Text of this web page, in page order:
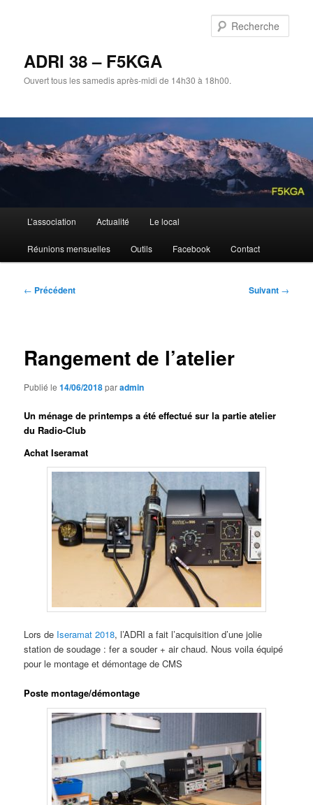
ADRI 38 – F5KGA
Ouvert tous les samedis après-midi de 14h30 à 18h00.
principal
L’association Actualité Le local
Réunions mensuelles Outils Facebook Contact
Navigation
← Précédent Suivant →
Rangement de l’atelier
Publié le14/06/2018paradmin
Un ménage de printemps a été effectué sur la partie atelier
du Radio-Club
Achat Iseramat
Lors de Iseramat 2018, l’ADRI a fait l’acquisition d’une jolie
station de soudage : fer a souder + air chaud. Nous voila équipé
pour le montage et démontage de CMS
Poste montage/démontage